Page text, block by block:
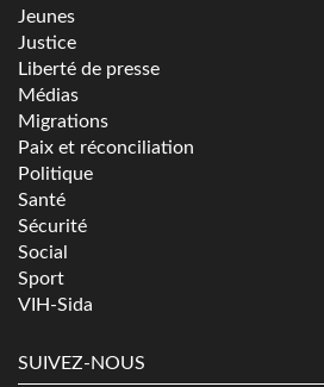
Jeunes
Justice
Liberté de presse
Médias
Migrations
Paix et réconciliation
Politique
Santé
Sécurité
Social
Sport
VIH-Sida
SUIVEZ-NOUS